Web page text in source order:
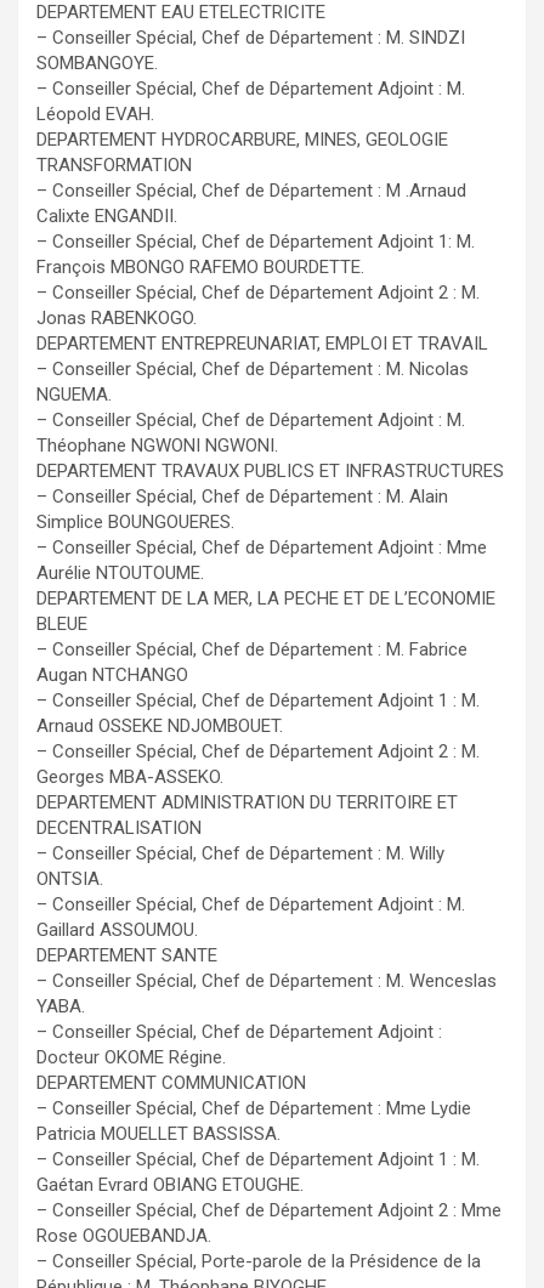
DEPARTEMENT EAU ETELECTRICITE
– Conseiller Spécial, Chef de Département : M. SINDZI
SOMBANGOYE.
– Conseiller Spécial, Chef de Département Adjoint : M.
Léopold EVAH.
DEPARTEMENT HYDROCARBURE, MINES, GEOLOGIE
TRANSFORMATION
– Conseiller Spécial, Chef de Département : M .Arnaud
Calixte ENGANDII.
– Conseiller Spécial, Chef de Département Adjoint 1: M.
François MBONGO RAFEMO BOURDETTE.
– Conseiller Spécial, Chef de Département Adjoint 2 : M.
Jonas RABENKOGO.
DEPARTEMENT ENTREPREUNARIAT, EMPLOI ET TRAVAIL
– Conseiller Spécial, Chef de Département : M. Nicolas
NGUEMA.
– Conseiller Spécial, Chef de Département Adjoint : M.
Théophane NGWONI NGWONI.
DEPARTEMENT TRAVAUX PUBLICS ET INFRASTRUCTURES
– Conseiller Spécial, Chef de Département : M. Alain
Simplice BOUNGOUERES.
– Conseiller Spécial, Chef de Département Adjoint : Mme
Aurélie NTOUTOUME.
DEPARTEMENT DE LA MER, LA PECHE ET DE L’ECONOMIE
BLEUE
– Conseiller Spécial, Chef de Département : M. Fabrice
Augan NTCHANGO
– Conseiller Spécial, Chef de Département Adjoint 1 : M.
Arnaud OSSEKE NDJOMBOUET.
– Conseiller Spécial, Chef de Département Adjoint 2 : M.
Georges MBA-ASSEKO.
DEPARTEMENT ADMINISTRATION DU TERRITOIRE ET
DECENTRALISATION
– Conseiller Spécial, Chef de Département : M. Willy
ONTSIA.
– Conseiller Spécial, Chef de Département Adjoint : M.
Gaillard ASSOUMOU.
DEPARTEMENT SANTE
– Conseiller Spécial, Chef de Département : M. Wenceslas
YABA.
– Conseiller Spécial, Chef de Département Adjoint :
Docteur OKOME Régine.
DEPARTEMENT COMMUNICATION
– Conseiller Spécial, Chef de Département : Mme Lydie
Patricia MOUELLET BASSISSA.
– Conseiller Spécial, Chef de Département Adjoint 1 : M.
Gaétan Evrard OBIANG ETOUGHE.
– Conseiller Spécial, Chef de Département Adjoint 2 : Mme
Rose OGOUEBANDJA.
– Conseiller Spécial, Porte-parole de la Présidence de la